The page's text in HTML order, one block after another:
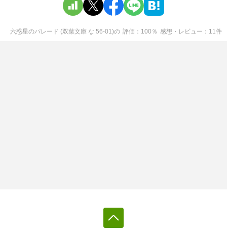
六惑星のパレード (双葉文庫 な 56-01)の 評価 100 ％ 感想・レビュー 11件